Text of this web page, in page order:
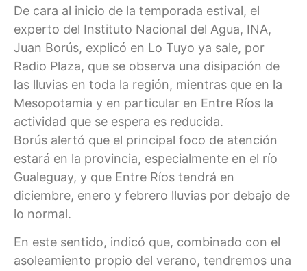
De cara al inicio de la temporada estival, el
experto del Instituto Nacional del Agua, INA,
Juan Borús, explicó en Lo Tuyo ya sale, por
Radio Plaza, que se observa una disipación de
las lluvias en toda la región, mientras que en la
Mesopotamia y en particular en Entre Ríos la
actividad que se espera es reducida.
Borús alertó que el principal foco de atención
estará en la provincia, especialmente en el río
Gualeguay, y que Entre Ríos tendrá en
diciembre, enero y febrero lluvias por debajo de
lo normal.
En este sentido, indicó que, combinado con el
asoleamiento propio del verano, tendremos una